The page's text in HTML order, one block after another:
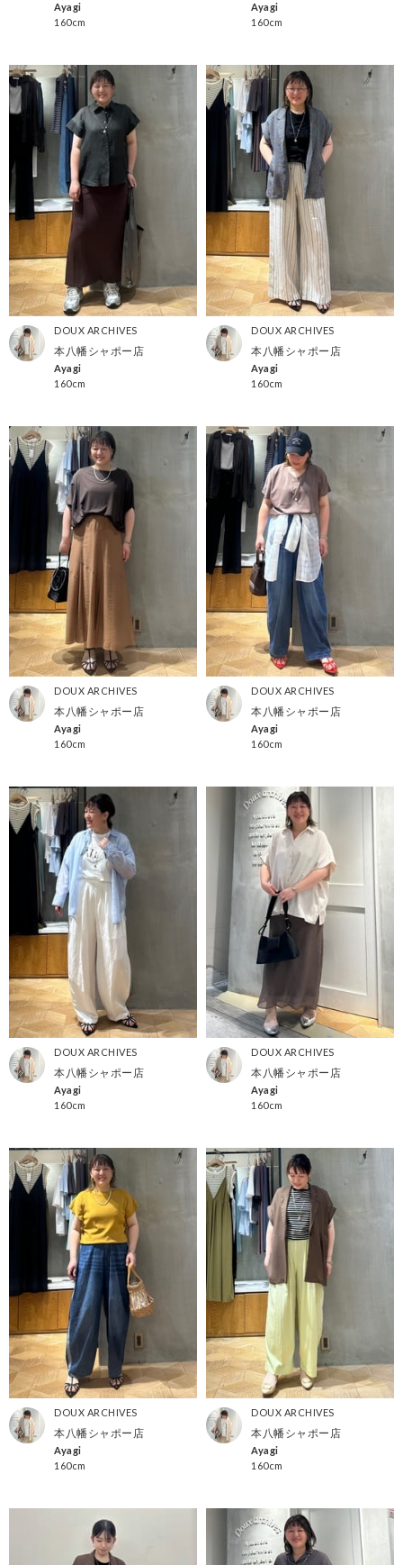
Ayagi
160cm
Ayagi
160cm
DOUX ARCHIVES
本八幡シャポー店
Ayagi
160cm
DOUX ARCHIVES
本八幡シャポー店
Ayagi
160cm
DOUX ARCHIVES
本八幡シャポー店
Ayagi
160cm
DOUX ARCHIVES
本八幡シャポー店
Ayagi
160cm
DOUX ARCHIVES
本八幡シャポー店
Ayagi
160cm
DOUX ARCHIVES
本八幡シャポー店
Ayagi
160cm
DOUX ARCHIVES
本八幡シャポー店
Ayagi
160cm
DOUX ARCHIVES
本八幡シャポー店
Ayagi
160cm